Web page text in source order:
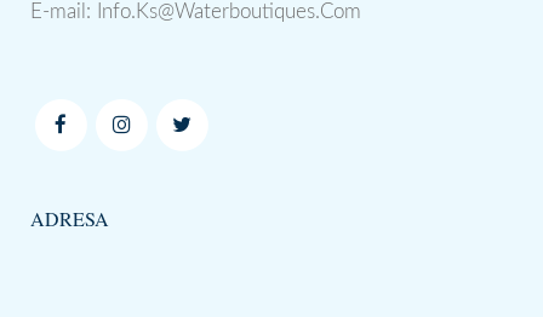
E-mail:
Info.Ks@Waterboutiques.Com
ADRESA